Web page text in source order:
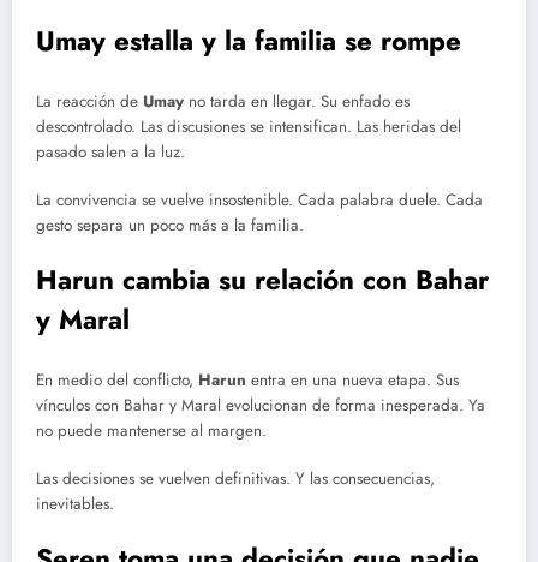
Umay estalla y la familia se rompe
La reacción de Umay no tarda en llegar. Su enfado es
descontrolado. Las discusiones se intensifican. Las heridas del
pasado salen a la luz.
La convivencia se vuelve insostenible. Cada palabra duele. Cada
gesto separa un poco más a la familia.
Harun cambia su relación con Bahar
y Maral
En medio del conflicto, Harun entra en una nueva etapa. Sus
vínculos con Bahar y Maral evolucionan de forma inesperada. Ya
no puede mantenerse al margen.
Las decisiones se vuelven definitivas. Y las consecuencias,
inevitables.